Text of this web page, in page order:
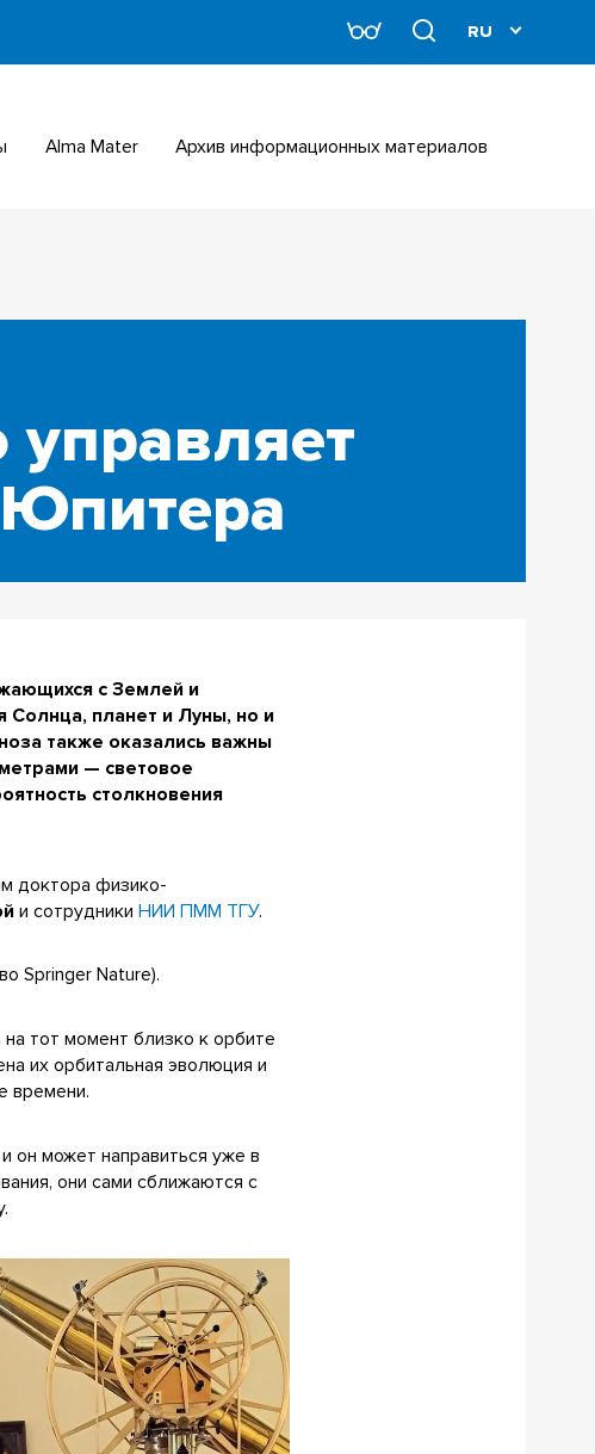
Alma Mater Архив информационных материалов
с Землей и
Солнца, планет и Луны, но и
также оказались важны
— световое
столкновения
доктора физико-
и сотрудникиНИИ ПММ ТГУ.
Springer Nature).
тот момент близко к орбите
их орбитальная эволюция и
времени.
он может направиться уже в
они сами сближаются с